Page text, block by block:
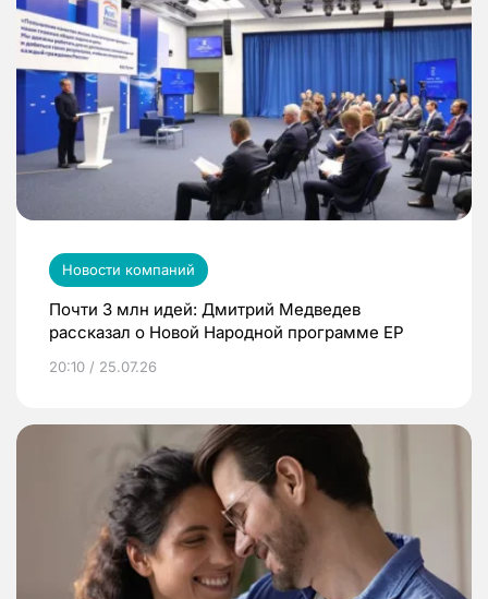
Новости компаний
Почти 3 млн идей: Дмитрий Медведев
рассказал о Новой Народной программе ЕР
20:10 / 25.07.26